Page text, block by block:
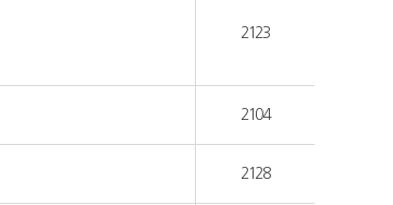
2123
2104
2128